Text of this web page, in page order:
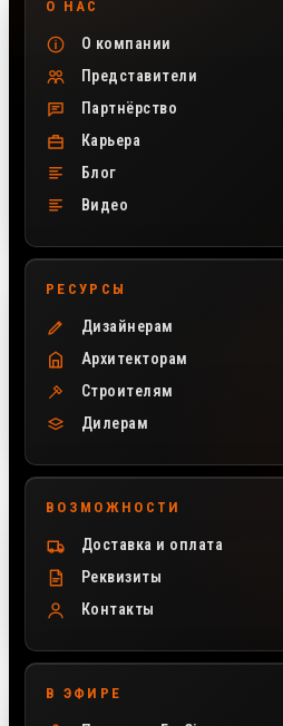
О НАС
О компании
Представители
Партнёрство
Карьера
Блог
Видео
РЕСУРСЫ
Дизайнерам
Архитекторам
Строителям
Дилерам
ВОЗМОЖНОСТИ
Доставка и оплата
Реквизиты
Контакты
В ЭФИРЕ